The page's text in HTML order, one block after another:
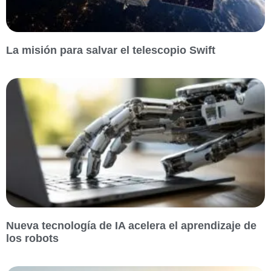
La misión para salvar el telescopio Swift
Nueva tecnología de IA acelera el aprendizaje de
los robots